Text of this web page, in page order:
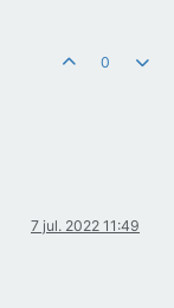
0
7 jul. 2022 11:49